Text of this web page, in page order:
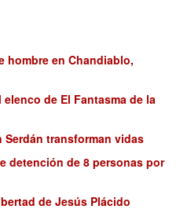
hombre en Chandiablo,
de El Fantasma de la
Serdán transforman vidas
detención de 8 personas por
de Jesús Plácido